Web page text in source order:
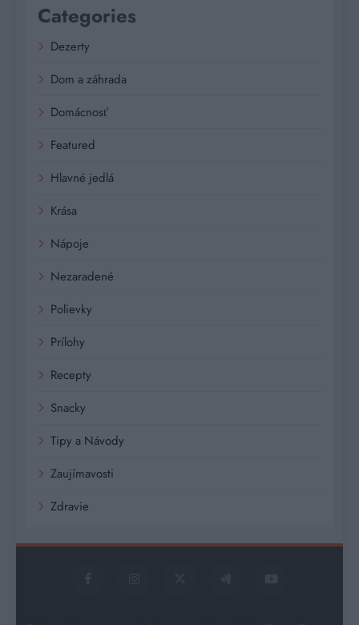
Categories
Dezerty
Dom a záhrada
Domácnosť
Featured
Hlavné jedlá
Krása
Nápoje
Nezaradené
Polievky
Prílohy
Recepty
Snacky
Tipy a Návody
Zaujímavosti
Zdravie